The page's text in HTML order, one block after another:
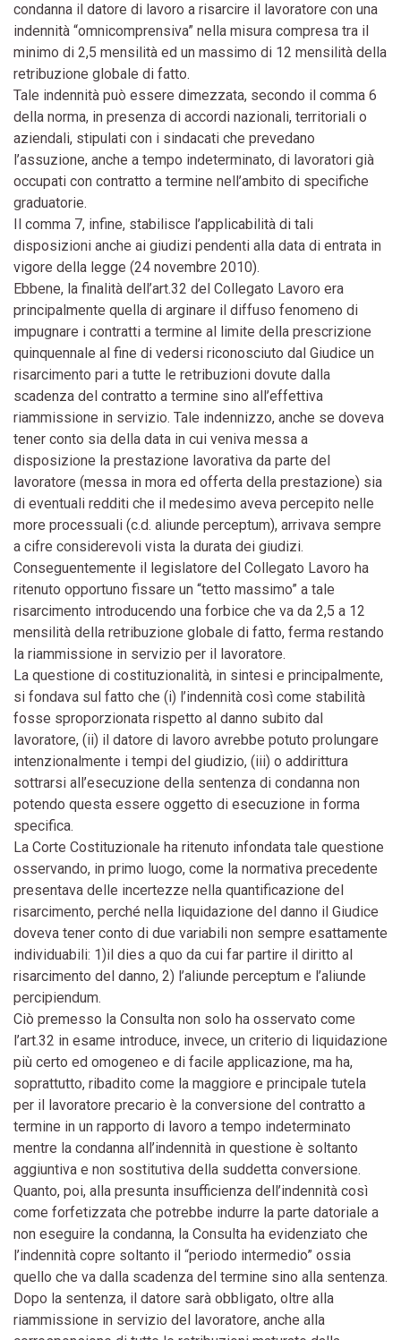
condanna il datore di lavoro a risarcire il lavoratore con una
indennità “omnicomprensiva” nella misura compresa tra il
minimo di 2,5 mensilità ed un massimo di 12 mensilità della
retribuzione globale di fatto.
Tale indennità può essere dimezzata, secondo il comma 6
della norma, in presenza di accordi nazionali, territoriali o
aziendali, stipulati con i sindacati che prevedano
l’assuzione, anche a tempo indeterminato, di lavoratori già
occupati con contratto a termine nell’ambito di specifiche
graduatorie.
Il comma 7, infine, stabilisce l’applicabilità di tali
disposizioni anche ai giudizi pendenti alla data di entrata in
vigore della legge (24 novembre 2010).
Ebbene, la finalità dell’art.32 del Collegato Lavoro era
principalmente quella di arginare il diffuso fenomeno di
impugnare i contratti a termine al limite della prescrizione
quinquennale al fine di vedersi riconosciuto dal Giudice un
risarcimento pari a tutte le retribuzioni dovute dalla
scadenza del contratto a termine sino all’effettiva
riammissione in servizio. Tale indennizzo, anche se doveva
tener conto sia della data in cui veniva messa a
disposizione la prestazione lavorativa da parte del
lavoratore (messa in mora ed offerta della prestazione) sia
di eventuali redditi che il medesimo aveva percepito nelle
more processuali (c.d. aliunde perceptum), arrivava sempre
a cifre considerevoli vista la durata dei giudizi.
Conseguentemente il legislatore del Collegato Lavoro ha
ritenuto opportuno fissare un “tetto massimo” a tale
risarcimento introducendo una forbice che va da 2,5 a 12
mensilità della retribuzione globale di fatto, ferma restando
la riammissione in servizio per il lavoratore.
La questione di costituzionalità, in sintesi e principalmente,
si fondava sul fatto che (i) l’indennità così come stabilità
fosse sproporzionata rispetto al danno subito dal
lavoratore, (ii) il datore di lavoro avrebbe potuto prolungare
intenzionalmente i tempi del giudizio, (iii) o addirittura
sottrarsi all’esecuzione della sentenza di condanna non
potendo questa essere oggetto di esecuzione in forma
specifica.
La Corte Costituzionale ha ritenuto infondata tale questione
osservando, in primo luogo, come la normativa precedente
presentava delle incertezze nella quantificazione del
risarcimento, perché nella liquidazione del danno il Giudice
doveva tener conto di due variabili non sempre esattamente
individuabili: 1)il dies a quo da cui far partire il diritto al
risarcimento del danno, 2) l’aliunde perceptum e l’aliunde
percipiendum.
Ciò premesso la Consulta non solo ha osservato come
l’art.32 in esame introduce, invece, un criterio di liquidazione
più certo ed omogeneo e di facile applicazione, ma ha,
soprattutto, ribadito come la maggiore e principale tutela
per il lavoratore precario è la conversione del contratto a
termine in un rapporto di lavoro a tempo indeterminato
mentre la condanna all’indennità in questione è soltanto
aggiuntiva e non sostitutiva della suddetta conversione.
Quanto, poi, alla presunta insufficienza dell’indennità così
come forfetizzata che potrebbe indurre la parte datoriale a
non eseguire la condanna, la Consulta ha evidenziato che
l’indennità copre soltanto il “periodo intermedio” ossia
quello che va dalla scadenza del termine sino alla sentenza.
Dopo la sentenza, il datore sarà obbligato, oltre alla
riammissione in servizio del lavoratore, anche alla